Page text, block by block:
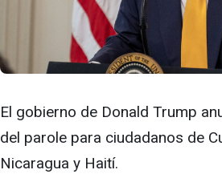
El gobierno de Donald Trump
del parole para ciudadanos de
Nicaragua y Haití.